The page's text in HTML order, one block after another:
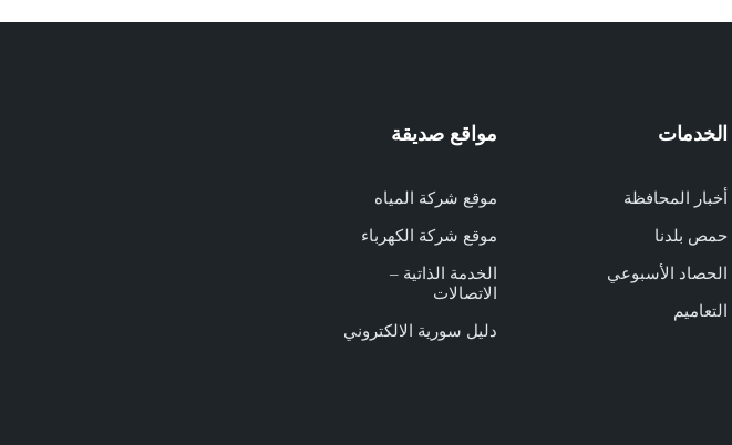
الخدمات
أخبار المحافظة
حمص بلدنا
الحصاد الأسبوعي
التعاميم
مواقع صديقة
موقع شركة المياه
موقع شركة الكهرباء
الخدمة الذاتية –
الاتصالات
دليل سورية الالكتروني